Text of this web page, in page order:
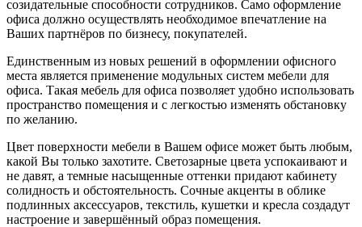
созидательные способности сотрудников. Само оформление
офиса должно осуществлять необходимое впечатление на
Ваших партнёров по бизнесу, покупателей.
Единственным из новых решений в оформлении офисного
места является применение модульных систем мебели для
офиса. Такая мебель для офиса позволяет удобно использовать
пространство помещения и с легкостью изменять обстановку
по желанию.
Цвет поверхности мебели в Вашем офисе может быть любым,
какой Вы только захотите. Светозарные цвета успокаивают и
не давят, а темные насыщенные оттенки придают кабинету
солидность и обстоятельность. Сочные акценты в облике
подлинных аксессуаров, текстиль, кушетки и кресла создадут
настроение и завершённый образ помещения.